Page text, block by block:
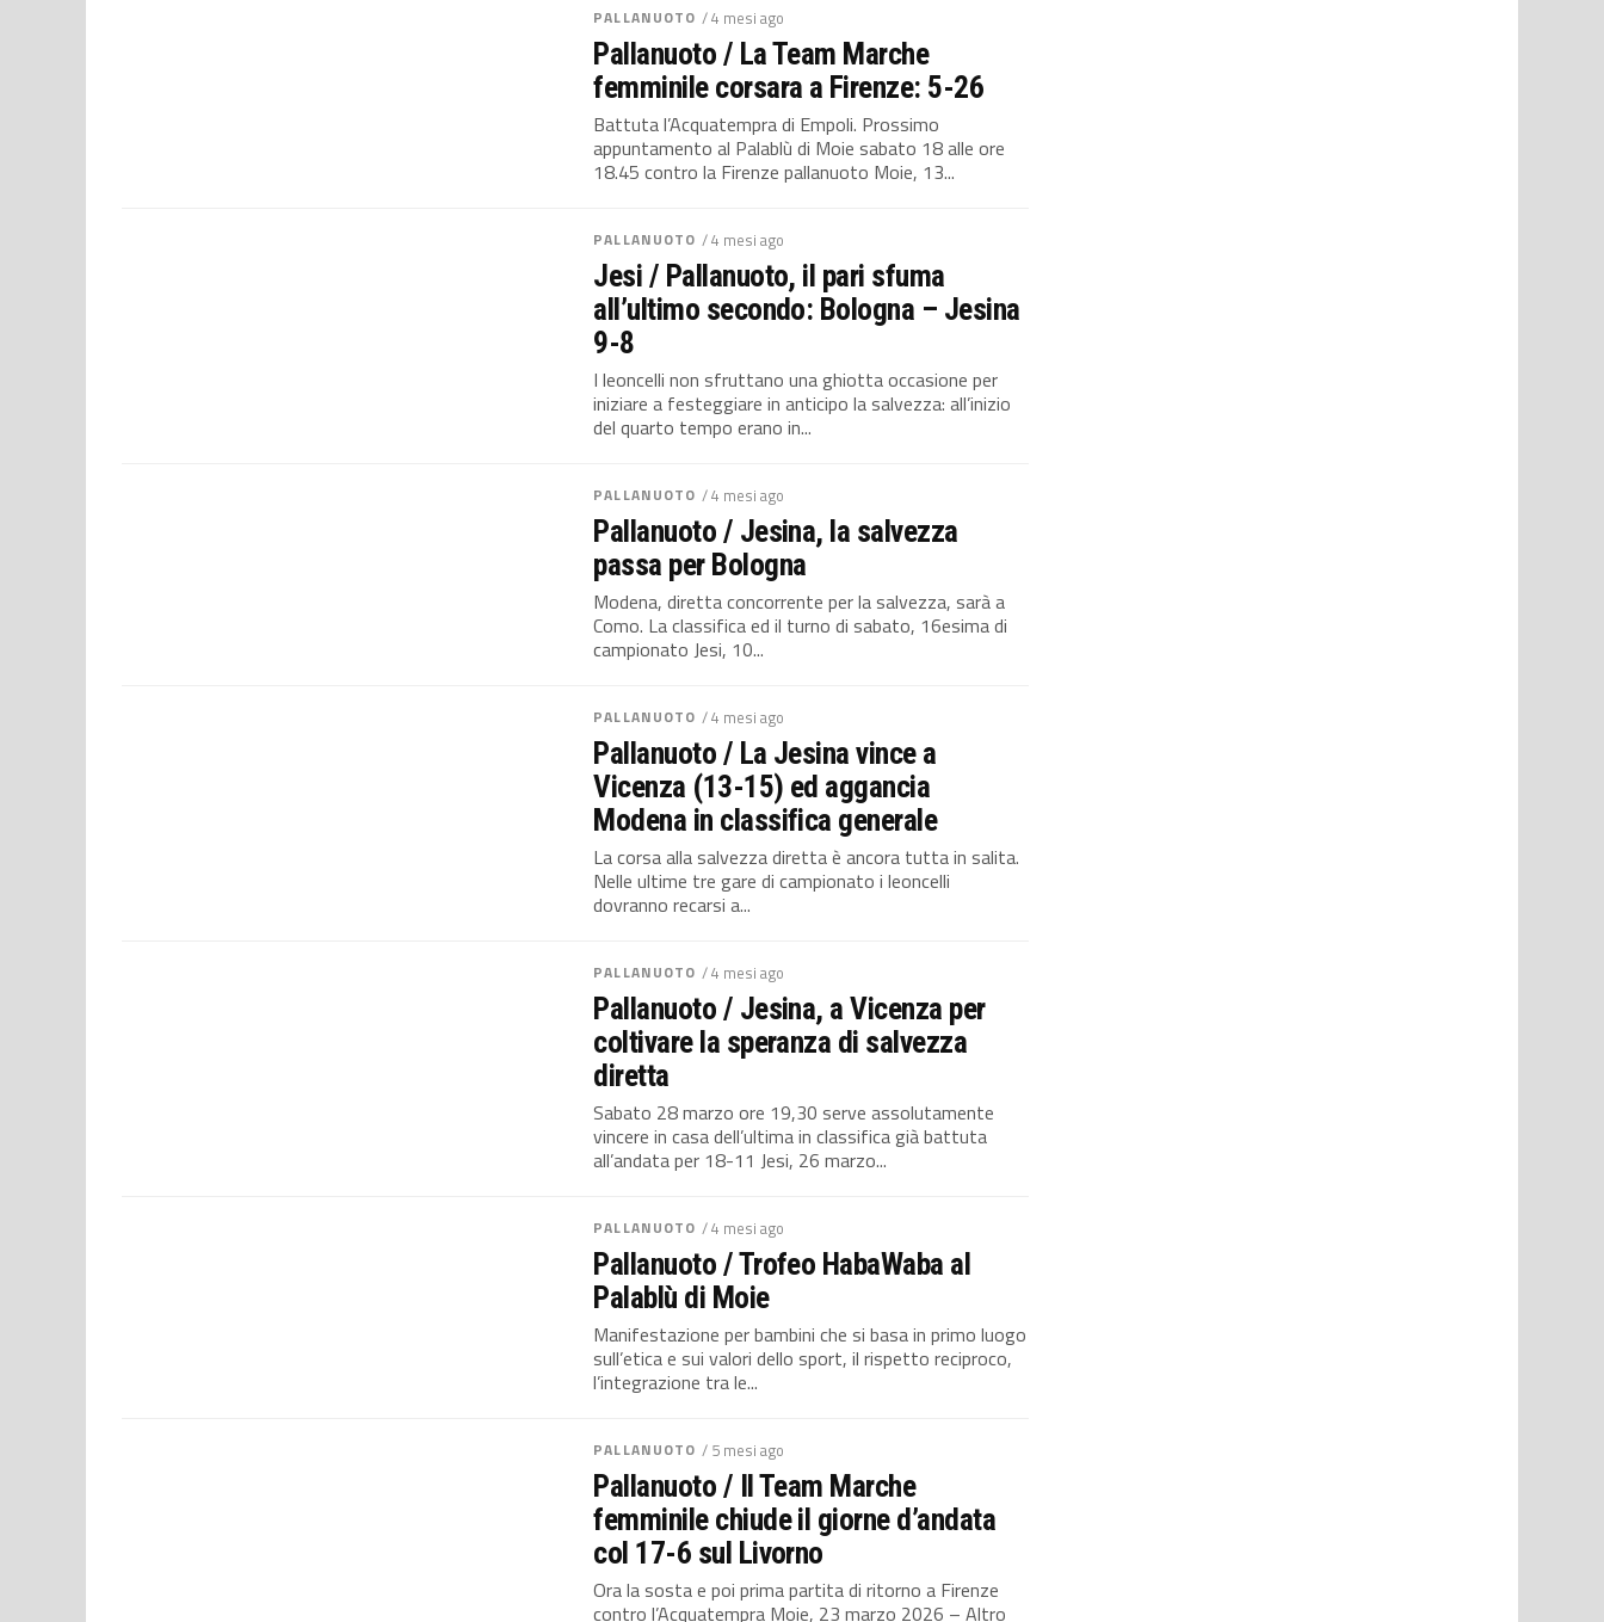
PALLANUOTO / 4 mesi ago
Pallanuoto / La Team Marche
femminile corsara a Firenze: 5-26
Battuta l’Acquatempra di Empoli. Prossimo
appuntamento al Palablù di Moie sabato 18 alle ore
18.45 contro la Firenze pallanuoto Moie, 13...
PALLANUOTO / 4 mesi ago
Jesi / Pallanuoto, il pari sfuma
all’ultimo secondo: Bologna – Jesina
9-8
I leoncelli non sfruttano una ghiotta occasione per
iniziare a festeggiare in anticipo la salvezza: all’inizio
del quarto tempo erano in...
PALLANUOTO / 4 mesi ago
Pallanuoto / Jesina, la salvezza
passa per Bologna
Modena, diretta concorrente per la salvezza, sarà a
Como. La classifica ed il turno di sabato, 16esima di
campionato Jesi, 10...
PALLANUOTO / 4 mesi ago
Pallanuoto / La Jesina vince a
Vicenza (13-15) ed aggancia
Modena in classifica generale
La corsa alla salvezza diretta è ancora tutta in salita.
Nelle ultime tre gare di campionato i leoncelli
dovranno recarsi a...
PALLANUOTO / 4 mesi ago
Pallanuoto / Jesina, a Vicenza per
coltivare la speranza di salvezza
diretta
Sabato 28 marzo ore 19,30 serve assolutamente
vincere in casa dell’ultima in classifica già battuta
all’andata per 18-11 Jesi, 26 marzo...
PALLANUOTO / 4 mesi ago
Pallanuoto / Trofeo HabaWaba al
Palablù di Moie
Manifestazione per bambini che si basa in primo luogo
sull’etica e sui valori dello sport, il rispetto reciproco,
l’integrazione tra le...
PALLANUOTO / 5 mesi ago
Pallanuoto / Il Team Marche
femminile chiude il giorne d’andata
col 17-6 sul Livorno
Ora la sosta e poi prima partita di ritorno a Firenze
contro l’Acquatempra Moie, 23 marzo 2026 – Altro